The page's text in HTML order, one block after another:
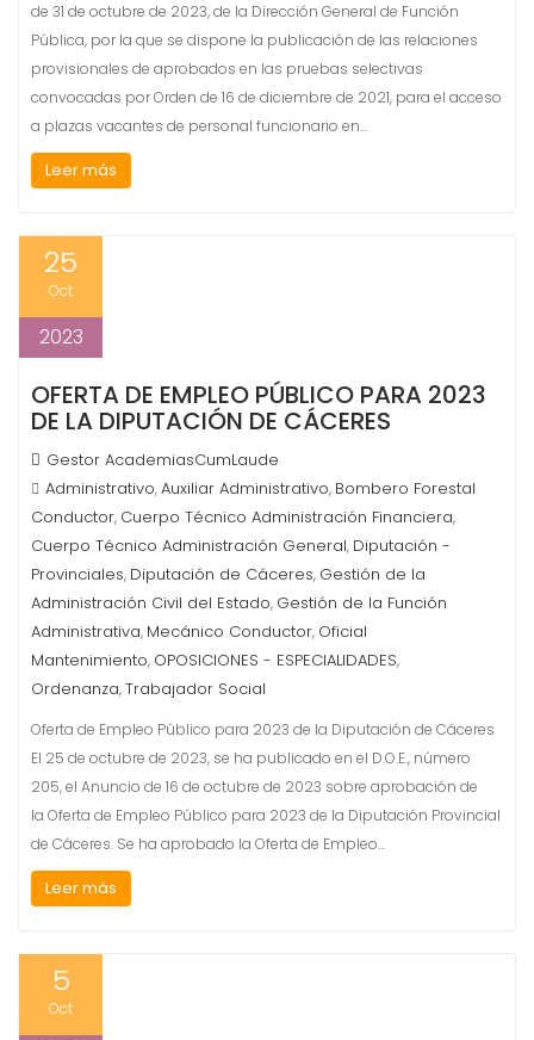
de 31 de octubre de 2023, de la Dirección General de Función
Pública, por la que se dispone la publicación de las relaciones
provisionales de aprobados en las pruebas selectivas
convocadas por Orden de 16 de diciembre de 2021, para el acceso
a plazas vacantes de personal funcionario en…
Leer más
25
Oct
2023
OFERTA DE EMPLEO PÚBLICO PARA 2023
DE LA DIPUTACIÓN DE CÁCERES
Gestor AcademiasCumLaude
Administrativo,Auxiliar Administrativo, Bombero Forestal
Conductor, Cuerpo Técnico Administración Financiera,
Cuerpo Técnico Administración General, Diputación -
Provinciales, Diputación de Cáceres, Gestión de la
Administración Civil del Estado, Gestión de la Función
Administrativa, Mecánico Conductor, Oficial
Mantenimiento, OPOSICIONES - ESPECIALIDADES,
Ordenanza,Trabajador Social
Oferta de Empleo Público para 2023 de la Diputación de Cáceres
El 25 de octubre de 2023, se ha publicado en el D.O.E., número
205, el Anuncio de 16 de octubre de 2023 sobre aprobación de
la Oferta de Empleo Público para 2023 de la Diputación Provincial
de Cáceres. Se ha aprobado la Oferta de Empleo…
Leer más
5
Oct